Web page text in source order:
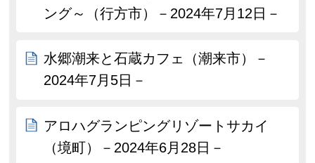
ング～（行方市）－2024年7月12日－
水郷潮来と石蔵カフェ（潮来市）－
2024年7月5日－
アロハグランピングリゾートサカイ
（境町）－2024年6月28日－